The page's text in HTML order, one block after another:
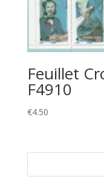
Feuillet
F4910
€4.50